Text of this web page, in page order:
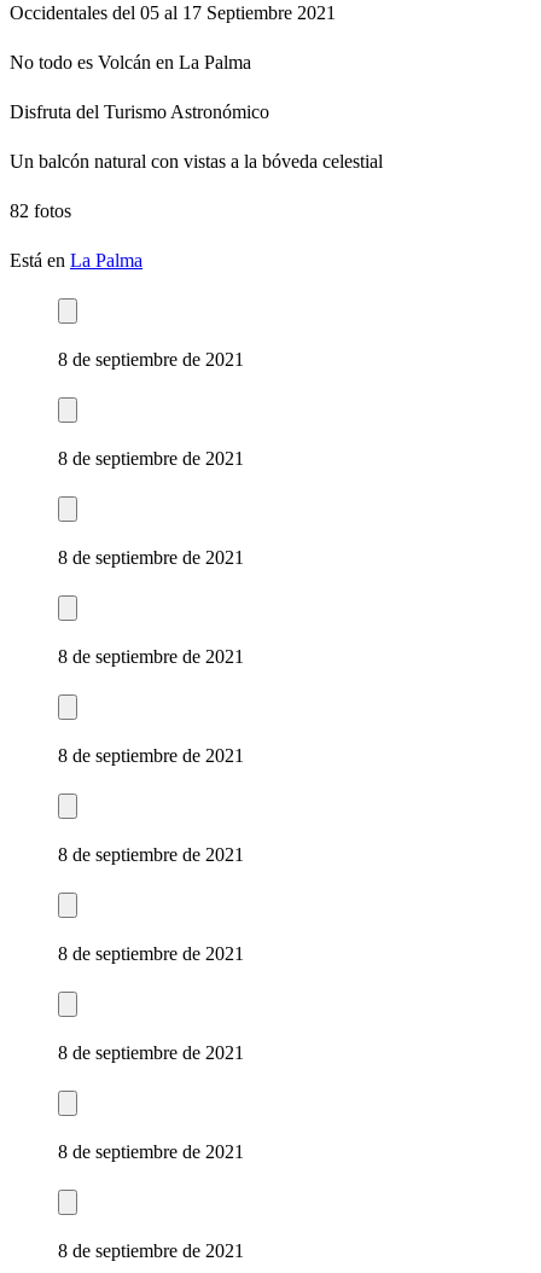
Occidentales del 05 al 17 Septiembre 2021
No todo es Volcán en La Palma
Disfruta del Turismo Astronómico
Un balcón natural con vistas a la bóveda celestial
82 fotos
Está en La Palma
8 de septiembre de 2021
8 de septiembre de 2021
8 de septiembre de 2021
8 de septiembre de 2021
8 de septiembre de 2021
8 de septiembre de 2021
8 de septiembre de 2021
8 de septiembre de 2021
8 de septiembre de 2021
8 de septiembre de 2021